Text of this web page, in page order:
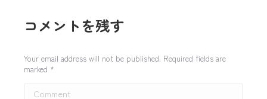
コメントを残す
Your email address will not be published. Required fields are
marked *
Comment